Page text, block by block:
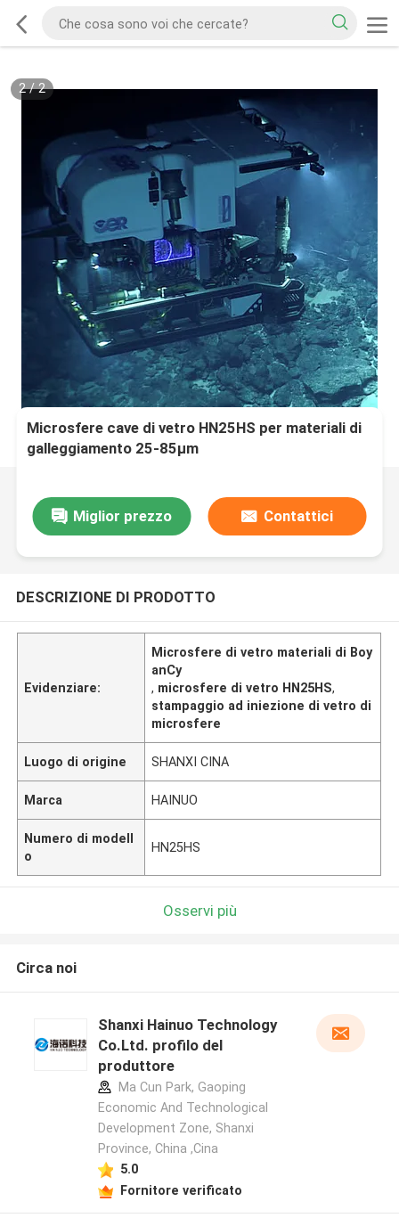
2/2
Microsfere cave di vetro HN25HS per materiali di
galleggiamento 25-85µm
Miglior prezzo Contattici
DESCRIZIONE DI PRODOTTO
Evidenziare:
Microsfere di vetro materiali di Boy
anCy
, microsfere di vetro HN25HS,
stampaggio ad iniezione di vetro di
microsfere
Luogo di origine SHANXI CINA
Marca HAINUO
Numero di modell
o
HN25HS
Osservi più
Circa noi
Shanxi Hainuo Technology
Co.Ltd. profilo del
produttore
Ma Cun Park, Gaoping
Economic And Technological
Development Zone, Shanxi
Province, China ,Cina
5.0
Fornitore verificato